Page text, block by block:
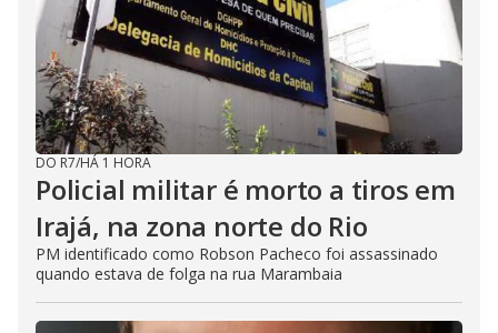
DO R7/HÁ 1 HORA
Policial militar é morto a tiros em
Irajá, na zona norte do Rio
PM identificado como Robson Pacheco foi assassinado
quando estava de folga na rua Marambaia